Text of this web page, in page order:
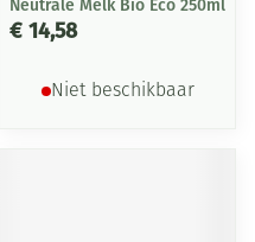
Neutrale Melk Bio Eco 250ml
€ 14,58
Niet beschikbaar